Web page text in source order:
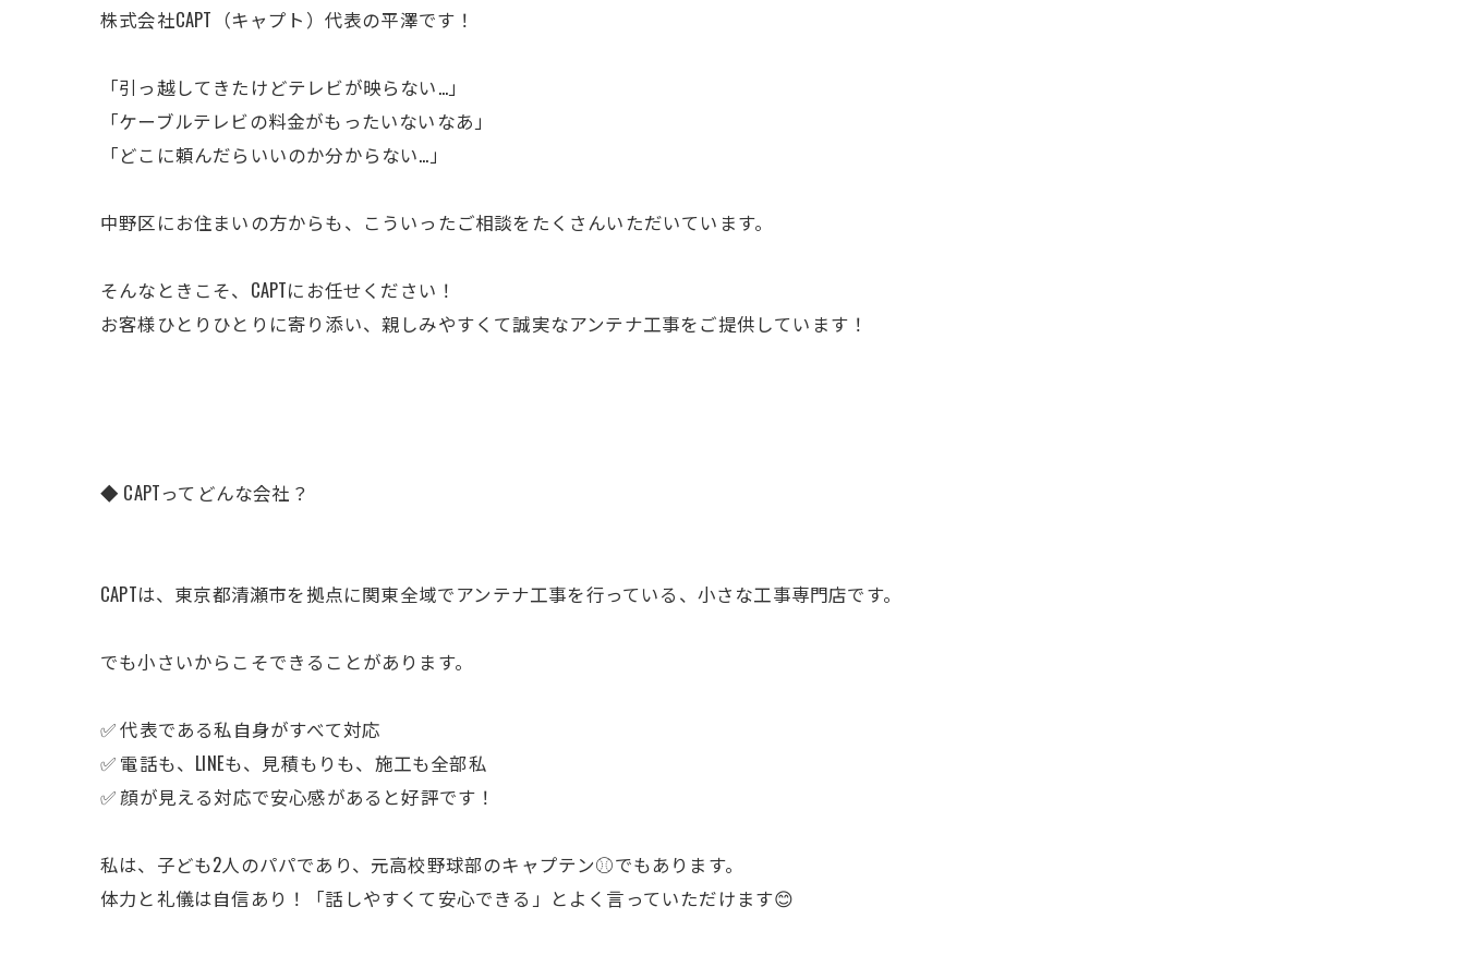
株式会社CAPT（キャプト）代表の平澤です！
「引っ越してきたけどテレビが映らない…」
「ケーブルテレビの料金がもったいないなあ」
「どこに頼んだらいいのか分からない…」
中野区にお住まいの方からも、こういったご相談をたくさんいただいています。
そんなときこそ、CAPTにお任せください！
お客様ひとりひとりに寄り添い、親しみやすくて誠実なアンテナ工事をご提供しています！
◆ CAPTってどんな会社？
CAPTは、東京都清瀬市を拠点に関東全域でアンテナ工事を行っている、小さな工事専門店です。
でも小さいからこそできることがあります。
✅ 代表である私自身がすべて対応
✅ 電話も、LINEも、見積もりも、施工も全部私
✅ 顔が見える対応で安心感があると好評です！
私は、子ども2人のパパであり、元高校野球部のキャプテン⚾でもあります。
体力と礼儀は自信あり！「話しやすくて安心できる」とよく言っていただけます😊